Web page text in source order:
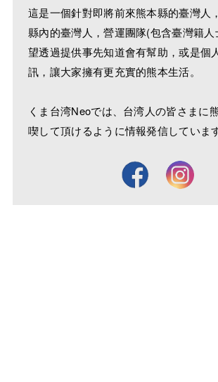
這是一個針對即將前來熊本縣的臺灣人
縣內的臺灣人，營運團隊(包含臺灣籍
望透過提供事先知道會有幫助，或是個
訊，讓大家擁有更充實的熊本生活。
くま台湾Neoでは、台湾人の皆さまに
喫して頂けるように情報発信しています